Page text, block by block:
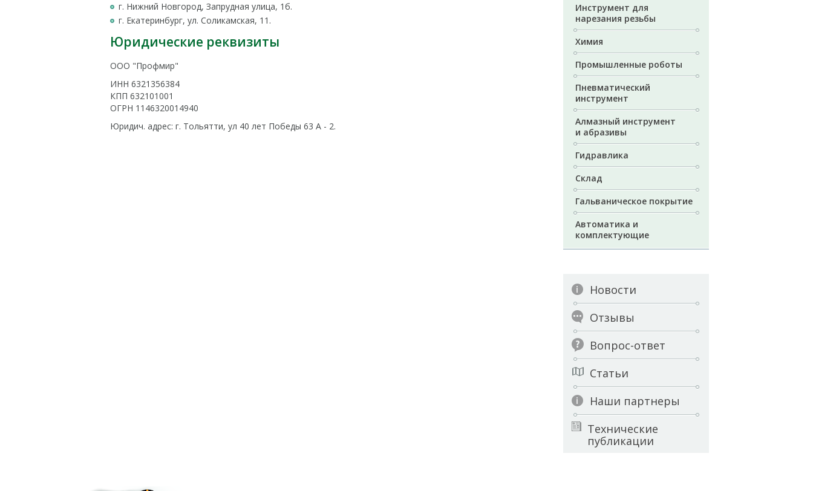
г. Нижний Новгород, Запрудная улица, 1б.
г. Екатеринбург, ул. Соликамская, 11.
Юридические реквизиты
ООО "Профмир"
ИНН 6321356384
КПП 632101001
ОГРН 1146320014940
Юридич. адрес: г. Тольятти, ул 40 лет Победы 63 А - 2.
Инструмент для
нарезания резьбы
Химия
Промышленные роботы
Пневматический
инструмент
Алмазный инструмент
и абразивы
Гидравлика
Склад
Гальваническое покрытие
Автоматика и
комплектующие
Новости
Отзывы
Вопрос-ответ
Статьи
Наши партнеры
Технические
публикации